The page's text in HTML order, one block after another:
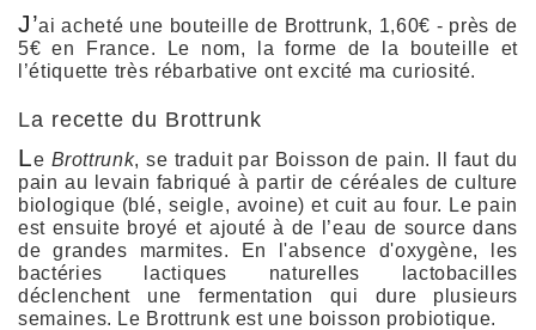
J’ai acheté une bouteille de Brottrunk, 1,60€ - près de
5€ en France. Le nom, la forme de la bouteille et
l’étiquette très rébarbative ont excité ma curiosité.
La recette du Brottrunk
Le Brottrunk, se traduit par Boisson de pain. Il faut du
pain au levain fabriqué à partir de céréales de culture
biologique (blé, seigle, avoine) et cuit au four. Le pain
est ensuite broyé et ajouté à de l’eau de source dans
de grandes marmites. En l'absence d'oxygène, les
bactéries lactiques naturelles lactobacilles
déclenchent une fermentation qui dure plusieurs
semaines. Le Brottrunk est une boisson probiotique.